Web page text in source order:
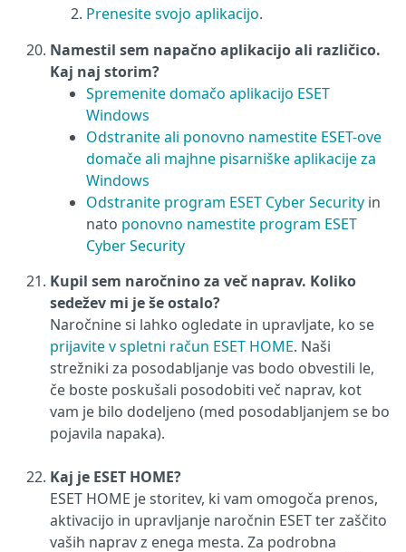
Prenesite svojo aplikacijo.
Namestil sem napačno aplikacijo ali različico.
Kaj naj storim?
Spremenite domačo aplikacijo ESET
Windows
Odstranite ali ponovno namestite ESET-ove
domače ali majhne pisarniške aplikacije za
Windows
Odstranite program ESET Cyber Security in
nato ponovno namestite program ESET
Cyber Security
Kupil sem naročnino za več naprav. Koliko
sedežev mi je še ostalo?
Naročnine si lahko ogledate in upravljate, ko se
prijavite v spletni račun ESET HOME. Naši
strežniki za posodabljanje vas bodo obvestili le,
če boste poskušali posodobiti več naprav, kot
vam je bilo dodeljeno (med posodabljanjem se bo
pojavila napaka).
Kaj je ESET HOME?
ESET HOME je storitev, ki vam omogoča prenos,
aktivacijo in upravljanje naročnin ESET ter zaščito
vaših naprav z enega mesta. Za podrobna